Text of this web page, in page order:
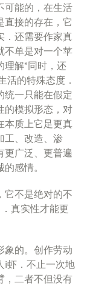
可能的，在生活
直接的存在，它
．还需要作家真
不单是对一个苹
理解*同时，还
活的特殊态度．
统一只能在假定
的模拟形态，对
本质上它足更真
工、改造、渗
更广泛、更普遍
感情。
它不是绝对的不
真实性才能更
象的。创作劳动
i虾．不止一次地
，二者不但没有